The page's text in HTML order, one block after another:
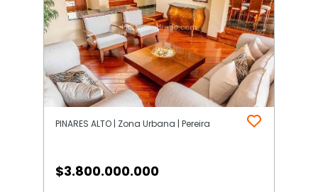
PINARES ALTO | Zona Urbana | Pereira
$3.800.000.000